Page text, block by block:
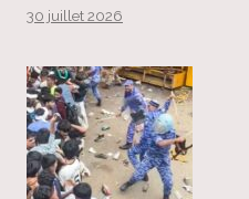
30 juillet 2026